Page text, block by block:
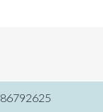
86792625